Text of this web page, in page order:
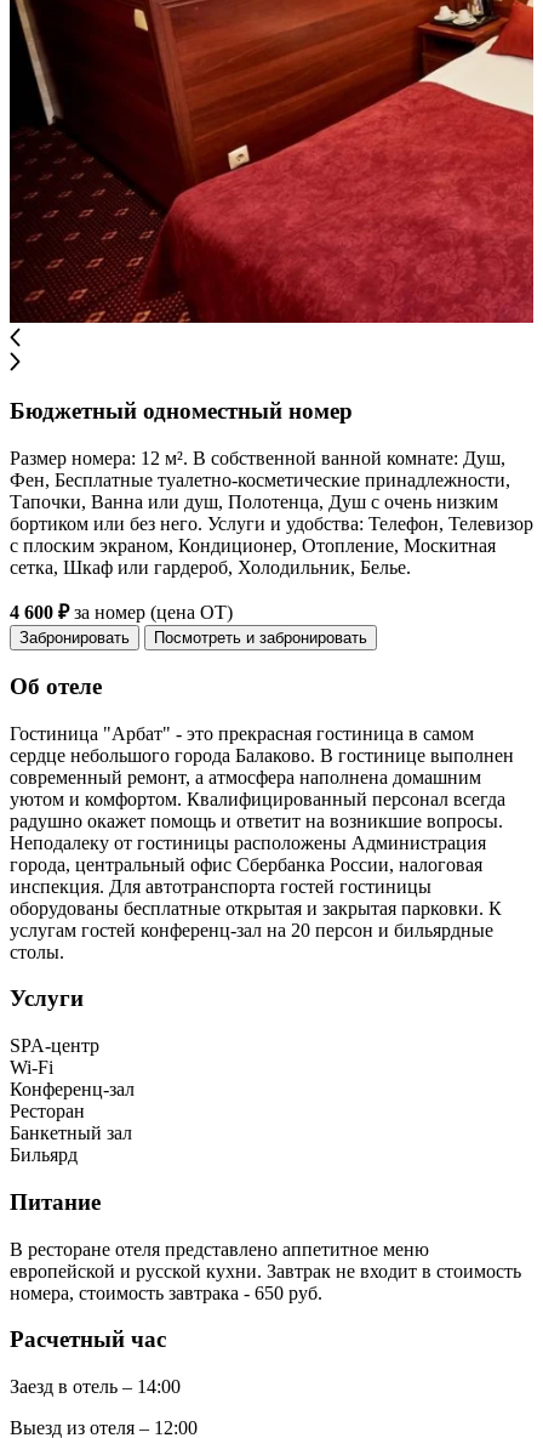
Бюджетный одноместный номер
Размер номера: 12 м². В собственной ванной комнате: Душ,
Фен, Бесплатные туалетно-косметические принадлежности,
Тапочки, Ванна или душ, Полотенца, Душ с очень низким
бортиком или без него. Услуги и удобства: Телефон, Телевизор
с плоским экраном, Кондиционер, Отопление, Москитная
сетка, Шкаф или гардероб, Холодильник, Белье.
4 600 ₽за номер (цена ОТ)
Забронировать Посмотреть и забронировать
Об отеле
Гостиница "Арбат" - это прекрасная гостиница в самом
сердце небольшого города Балаково. В гостинице выполнен
современный ремонт, а атмосфера наполнена домашним
уютом и комфортом. Квалифицированный персонал всегда
радушно окажет помощь и ответит на возникшие вопросы.
Неподалеку от гостиницы расположены Администрация
города, центральный офис Сбербанка России, налоговая
инспекция. Для автотранспорта гостей гостиницы
оборудованы бесплатные открытая и закрытая парковки. К
услугам гостей конференц-зал на 20 персон и бильярдные
столы.
Услуги
SPA-центр
Wi-Fi
Конференц-зал
Ресторан
Банкетный зал
Бильярд
Питание
В ресторане отеля представлено аппетитное меню
европейской и русской кухни. Завтрак не входит в стоимость
номера, стоимость завтрака - 650 руб.
Расчетный час
Заезд в отель – 14:00
Выезд из отеля – 12:00